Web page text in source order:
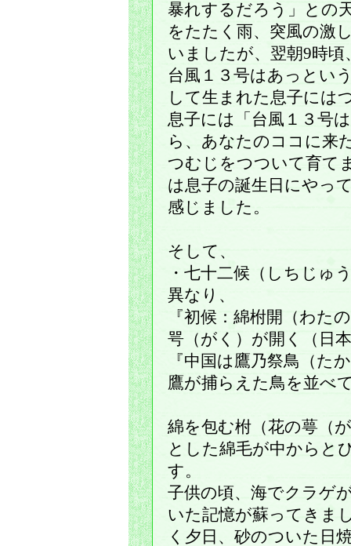
暴れするだろう」との
をたたく雨、突風の激
いましたが、翌朝9時
台風１３号はあっとい
して生まれた息子に
息子には「台風１３号
ら、あなたのココに来
つむじをつついて育て
は息子の誕生日にやっ
感じました。
そして、
・七十二候（しちじゅ
異なり、
『初候：綿柎開（わた
咢（がく）が開く（日
『中国は鷹乃祭鳥（た
鷹が捕らえた鳥を並べ
綿を包む柎（花の萼（
とした綿毛が中からと
す。
子供の頃、海でクラゲ
いた記憶が蘇ってきま
く夕日、砂のついた日